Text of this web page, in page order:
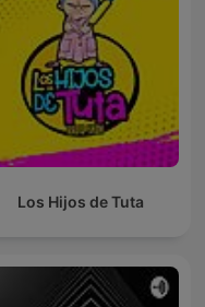
Los Hijos de Tuta